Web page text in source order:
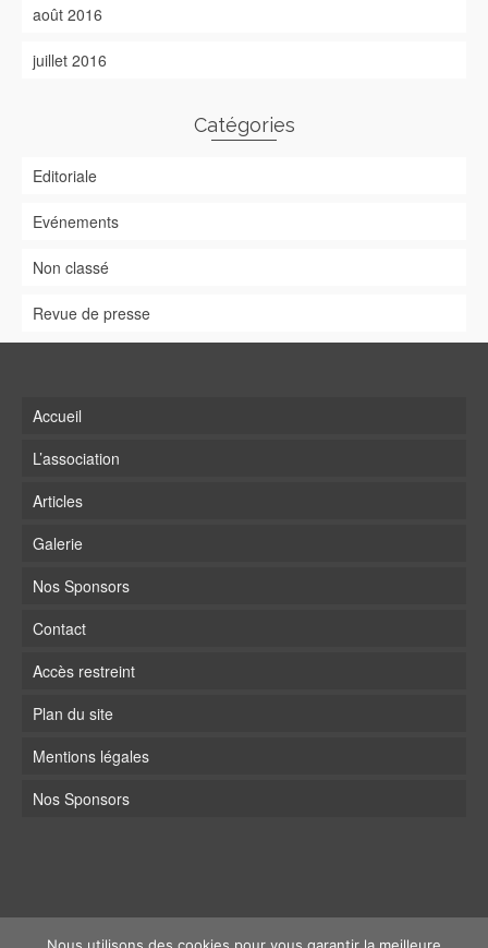
août 2016
juillet 2016
Catégories
Editoriale
Evénements
Non classé
Revue de presse
Accueil
L’association
Articles
Galerie
Nos Sponsors
Contact
Accès restreint
Plan du site
Mentions légales
Nos Sponsors